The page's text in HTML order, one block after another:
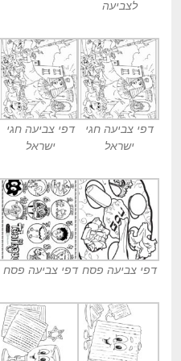
לצביעה
דפי צביעה חגי
ישראל
דפי צביעה חגי
ישראל
דפי צביעה פסח דפי צביעה פסח